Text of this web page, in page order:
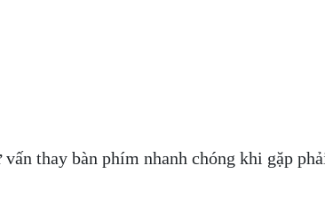
vấn thay bàn phím nhanh chóng khi gặp